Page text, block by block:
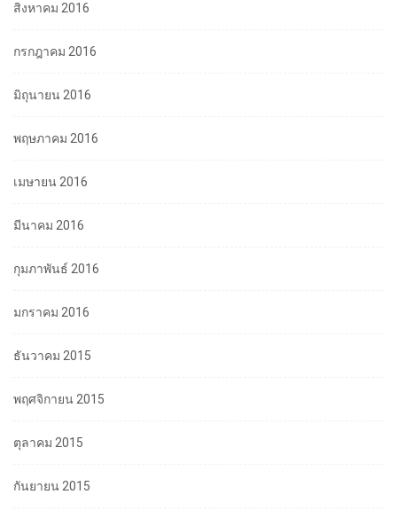
สิงหาคม 2016
กรกฎาคม 2016
มิถุนายน 2016
พฤษภาคม 2016
เมษายน 2016
มีนาคม 2016
กุมภาพันธ์ 2016
มกราคม 2016
ธันวาคม 2015
พฤศจิกายน 2015
ตุลาคม 2015
กันยายน 2015